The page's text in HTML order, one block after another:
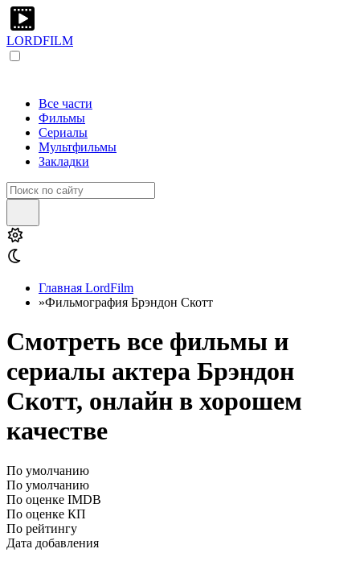
LORDFILM
Все части
Фильмы
Сериалы
Мультфильмы
Закладки
Главная LordFilm
»Фильмография Брэндон Скотт
Смотреть все фильмы и
сериалы актера Брэндон
Скотт, онлайн в хорошем
качестве
По умолчанию
По умолчанию
По оценке IMDB
По оценке КП
По рейтингу
Дата добавления